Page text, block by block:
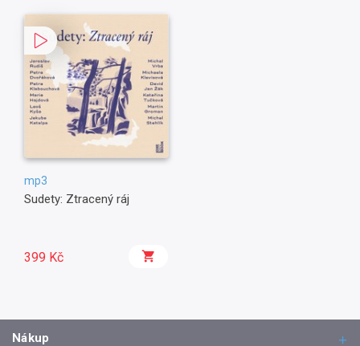
mp3
Sudety: Ztracený ráj
399 Kč
Nákup